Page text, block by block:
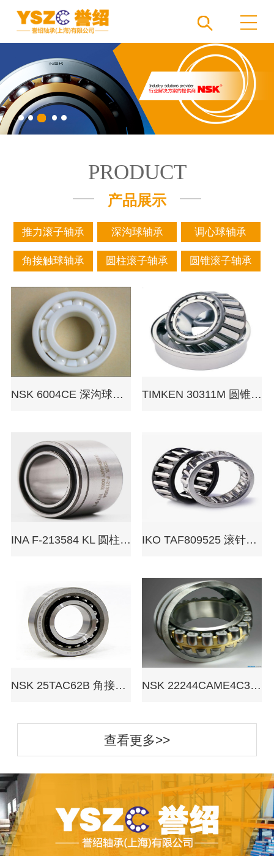
PRODUCT
产品展示
推力滚子轴承 深沟球轴承 调心球轴承
角接触球轴承 圆柱滚子轴承 圆锥滚子轴承
NSK 6004CE 深沟球轴承 TIMKEN 30311M 圆锥滚子轴承
INA F-213584 KL 圆柱滚子轴承 IKO TAF809525 滚针轴承
NSK 25TAC62B 角接触球轴承 NSK 22244CAME4C3 调心滚子轴承
查看更多>>